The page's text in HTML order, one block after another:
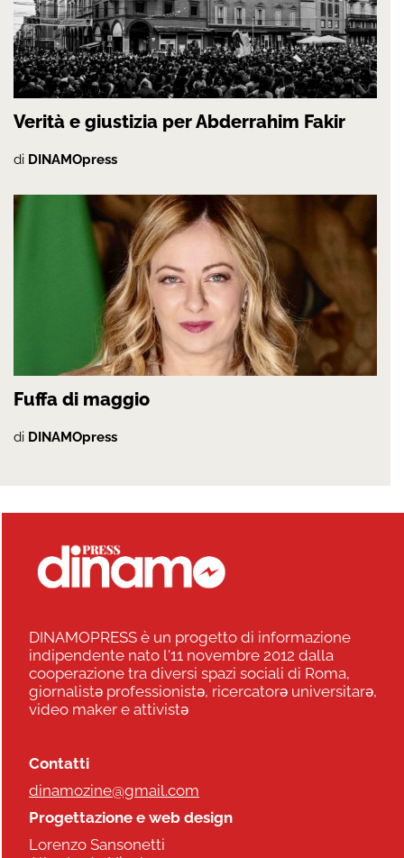
Verità e giustizia per Abderrahim Fakir
di DINAMOpress
Fuffa di maggio
di DINAMOpress
DINAMOPRESS è un progetto di informazione
indipendente nato l'11 novembre 2012 dalla
cooperazione tra diversi spazi sociali di Roma,
giornalistə professionistə, ricercatorə universitarə,
video maker e attivistə
Contatti
dinamozine@gmail.com
Progettazione e web design
Lorenzo Sansonetti